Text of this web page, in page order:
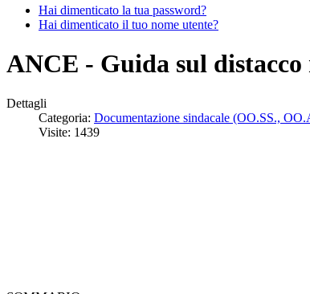
Hai dimenticato la tua password?
Hai dimenticato il tuo nome utente?
ANCE - Guida sul distacco
Dettagli
Categoria: Documentazione sindacale (OO.SS.,
Visite: 1439